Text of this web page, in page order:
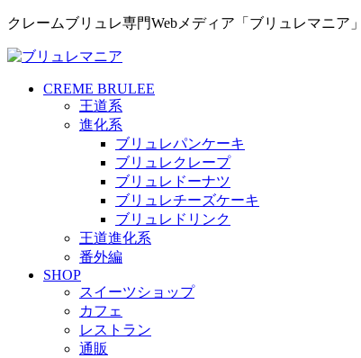
クレームブリュレ専門Webメディア「ブリュレマニア」
CREME BRULEE
王道系
進化系
ブリュレパンケーキ
ブリュレクレープ
ブリュレドーナツ
ブリュレチーズケーキ
ブリュレドリンク
王道進化系
番外編
SHOP
スイーツショップ
カフェ
レストラン
通販